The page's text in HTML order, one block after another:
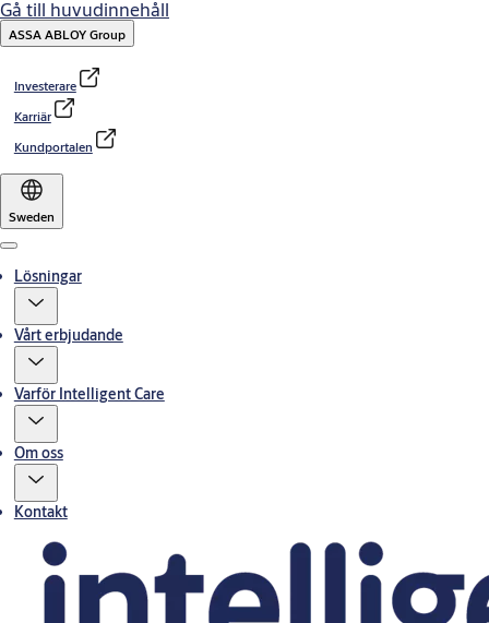
Gå till huvudinnehåll
ASSA ABLOY Group
Investerare
Karriär
Kundportalen
Sweden
Menu
Lösningar
Vårt erbjudande
Varför Intelligent Care
Om oss
Kontakt